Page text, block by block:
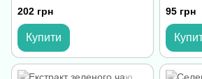
60 капсул
202 грн
Купити
95 грн